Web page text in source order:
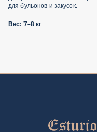
для бульонов и закусок.
Вес: 7–8 кг